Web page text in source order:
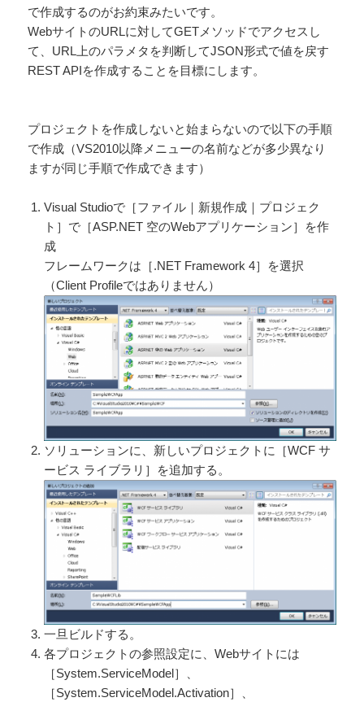
で作成するのがお約束みたいです。
WebサイトのURLに対してGETメソッドでアクセスし
て、URL上のパラメタを判断してJSON形式で値を戻す
REST APIを作成することを目標にします。
プロジェクトを作成しないと始まらないので以下の手順
で作成（VS2010以降メニューの名前などが多少異なり
ますが同じ手順で作成できます）
Visual Studioで［ファイル｜新規作成｜プロジェク
ト］で［ASP.NET 空のWebアプリケーション］を作
成
フレームワークは［.NET Framework 4］を選択
（Client Profileではありません）
ソリューションに、新しいプロジェクトに［WCF サ
ービス ライブラリ］を追加する。
一旦ビルドする。
各プロジェクトの参照設定に、Webサイトには
［System.ServiceModel］、
［System.ServiceModel.Activation］、